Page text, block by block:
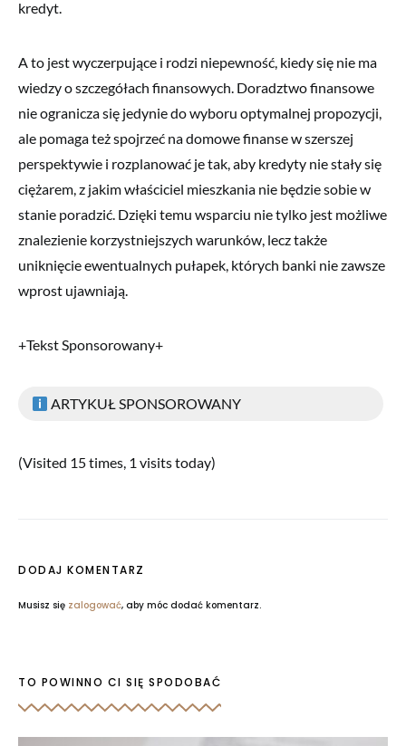
kredyt.
A to jest wyczerpujące i rodzi niepewność, kiedy się nie ma
wiedzy o szczegółach finansowych. Doradztwo finansowe
nie ogranicza się jedynie do wyboru optymalnej propozycji,
ale pomaga też spojrzeć na domowe finanse w szerszej
perspektywie i rozplanować je tak, aby kredyty nie stały się
ciężarem, z jakim właściciel mieszkania nie będzie sobie w
stanie poradzić. Dzięki temu wsparciu nie tylko jest możliwe
znalezienie korzystniejszych warunków, lecz także
uniknięcie ewentualnych pułapek, których banki nie zawsze
wprost ujawniają.
+Tekst Sponsorowany+
ARTYKUŁ SPONSOROWANY
(Visited 15 times, 1 visits today)
DODAJ KOMENTARZ
Musisz się zalogować, aby móc dodać komentarz.
TO POWINNO CI SIĘ SPODOBAĆ